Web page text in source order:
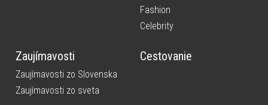
Fashion
Celebrity
Zaujímavosti
Zaujímavosti zo Slovenska
Zaujímavosti zo sveta
Cestovanie